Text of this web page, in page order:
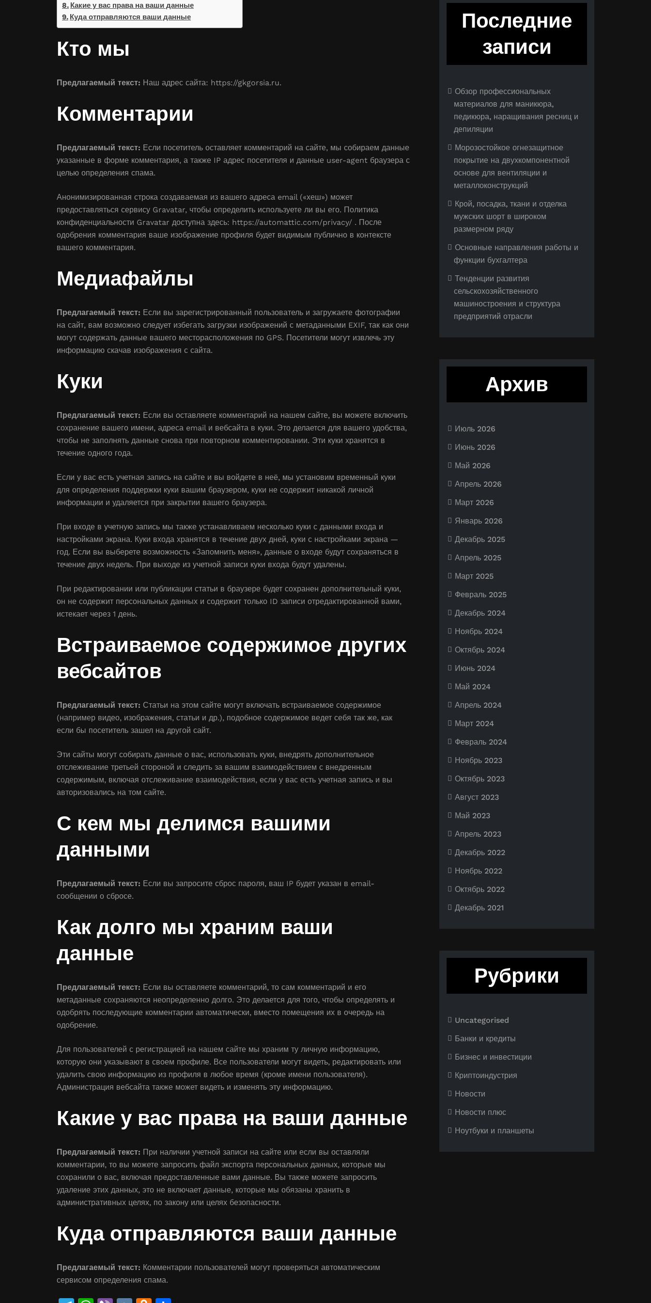
Какие у вас права на ваши данные
Куда отправляются ваши данные
Кто мы
Предлагаемый текст: Наш адрес сайта: https://gkgorsia.ru.
Комментарии
Предлагаемый текст: Если посетитель оставляет комментарий на сайте, мы собираем данные
указанные в форме комментария, а также IP адрес посетителя и данные user-agent браузера с
целью определения спама.
Анонимизированная строка создаваемая из вашего адреса email («хеш») может
предоставляться сервису Gravatar, чтобы определить используете ли вы его. Политика
конфиденциальности Gravatar доступна здесь: https://automattic.com/privacy/ . После
одобрения комментария ваше изображение профиля будет видимым публично в контексте
вашего комментария.
Медиафайлы
Предлагаемый текст: Если вы зарегистрированный пользователь и загружаете фотографии
на сайт, вам возможно следует избегать загрузки изображений с метаданными EXIF, так как они
могут содержать данные вашего месторасположения по GPS. Посетители могут извлечь эту
информацию скачав изображения с сайта.
Куки
Предлагаемый текст: Если вы оставляете комментарий на нашем сайте, вы можете включить
сохранение вашего имени, адреса email и вебсайта в куки. Это делается для вашего удобства,
чтобы не заполнять данные снова при повторном комментировании. Эти куки хранятся в
течение одного года.
Если у вас есть учетная запись на сайте и вы войдете в неё, мы установим временный куки
для определения поддержки куки вашим браузером, куки не содержит никакой личной
информации и удаляется при закрытии вашего браузера.
При входе в учетную запись мы также устанавливаем несколько куки с данными входа и
настройками экрана. Куки входа хранятся в течение двух дней, куки с настройками экрана —
год. Если вы выберете возможность «Запомнить меня», данные о входе будут сохраняться в
течение двух недель. При выходе из учетной записи куки входа будут удалены.
При редактировании или публикации статьи в браузере будет сохранен дополнительный куки,
он не содержит персональных данных и содержит только ID записи отредактированной вами,
истекает через 1 день.
Встраиваемое содержимое других
вебсайтов
Предлагаемый текст: Статьи на этом сайте могут включать встраиваемое содержимое
(например видео, изображения, статьи и др.), подобное содержимое ведет себя так же, как
если бы посетитель зашел на другой сайт.
Эти сайты могут собирать данные о вас, использовать куки, внедрять дополнительное
отслеживание третьей стороной и следить за вашим взаимодействием с внедренным
содержимым, включая отслеживание взаимодействия, если у вас есть учетная запись и вы
авторизовались на том сайте.
С кем мы делимся вашими
данными
Предлагаемый текст: Если вы запросите сброс пароля, ваш IP будет указан в email-
сообщении о сбросе.
Как долго мы храним ваши
данные
Предлагаемый текст: Если вы оставляете комментарий, то сам комментарий и его
метаданные сохраняются неопределенно долго. Это делается для того, чтобы определять и
одобрять последующие комментарии автоматически, вместо помещения их в очередь на
одобрение.
Для пользователей с регистрацией на нашем сайте мы храним ту личную информацию,
которую они указывают в своем профиле. Все пользователи могут видеть, редактировать или
удалить свою информацию из профиля в любое время (кроме имени пользователя).
Администрация вебсайта также может видеть и изменять эту информацию.
Какие у вас права на ваши данные
Предлагаемый текст: При наличии учетной записи на сайте или если вы оставляли
комментарии, то вы можете запросить файл экспорта персональных данных, которые мы
сохранили о вас, включая предоставленные вами данные. Вы также можете запросить
удаление этих данных, это не включает данные, которые мы обязаны хранить в
административных целях, по закону или целях безопасности.
Куда отправляются ваши данные
Предлагаемый текст: Комментарии пользователей могут проверяться автоматическим
сервисом определения спама.
Последние
записи
Обзор профессиональных
материалов для маникюра,
педикюра, наращивания ресниц и
депиляции
Морозостойкое огнезащитное
покрытие на двухкомпонентной
основе для вентиляции и
металлоконструкций
Крой, посадка, ткани и отделка
мужских шорт в широком
размерном ряду
Основные направления работы и
функции бухгалтера
Тенденции развития
сельскохозяйственного
машиностроения и структура
предприятий отрасли
Архив
Июль 2026
Июнь 2026
Май 2026
Апрель 2026
Март 2026
Январь 2026
Декабрь 2025
Апрель 2025
Март 2025
Февраль 2025
Декабрь 2024
Ноябрь 2024
Октябрь 2024
Июнь 2024
Май 2024
Апрель 2024
Март 2024
Февраль 2024
Ноябрь 2023
Октябрь 2023
Август 2023
Май 2023
Апрель 2023
Декабрь 2022
Ноябрь 2022
Октябрь 2022
Декабрь 2021
Рубрики
Uncategorised
Банки и кредиты
Бизнес и инвестиции
Криптоиндустрия
Новости
Новости плюс
Ноутбуки и планшеты